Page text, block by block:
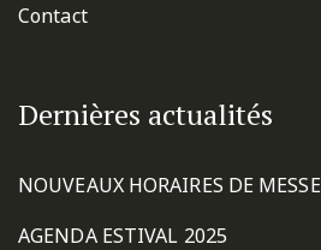
Contact
Dernières actualités
NOUVEAUX HORAIRES DE MESSE
AGENDA ESTIVAL 2025